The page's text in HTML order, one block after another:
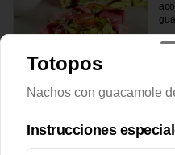
Totopos
Nachos con guacamole
Instrucciones